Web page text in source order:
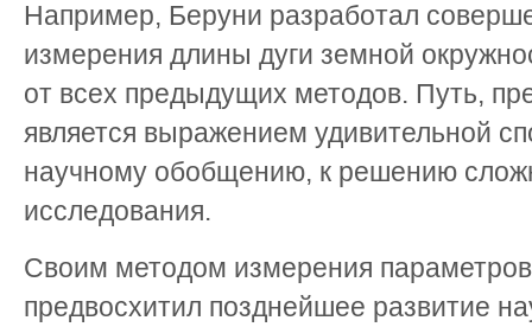
Например, Беруни разработал
измерения длины дуги земной
от всех предыдущих методов. Путь,
является выражением удивительной
научному обобщению, к решению
исследования.
Своим методом измерения
предвосхитил позднейшее развитие